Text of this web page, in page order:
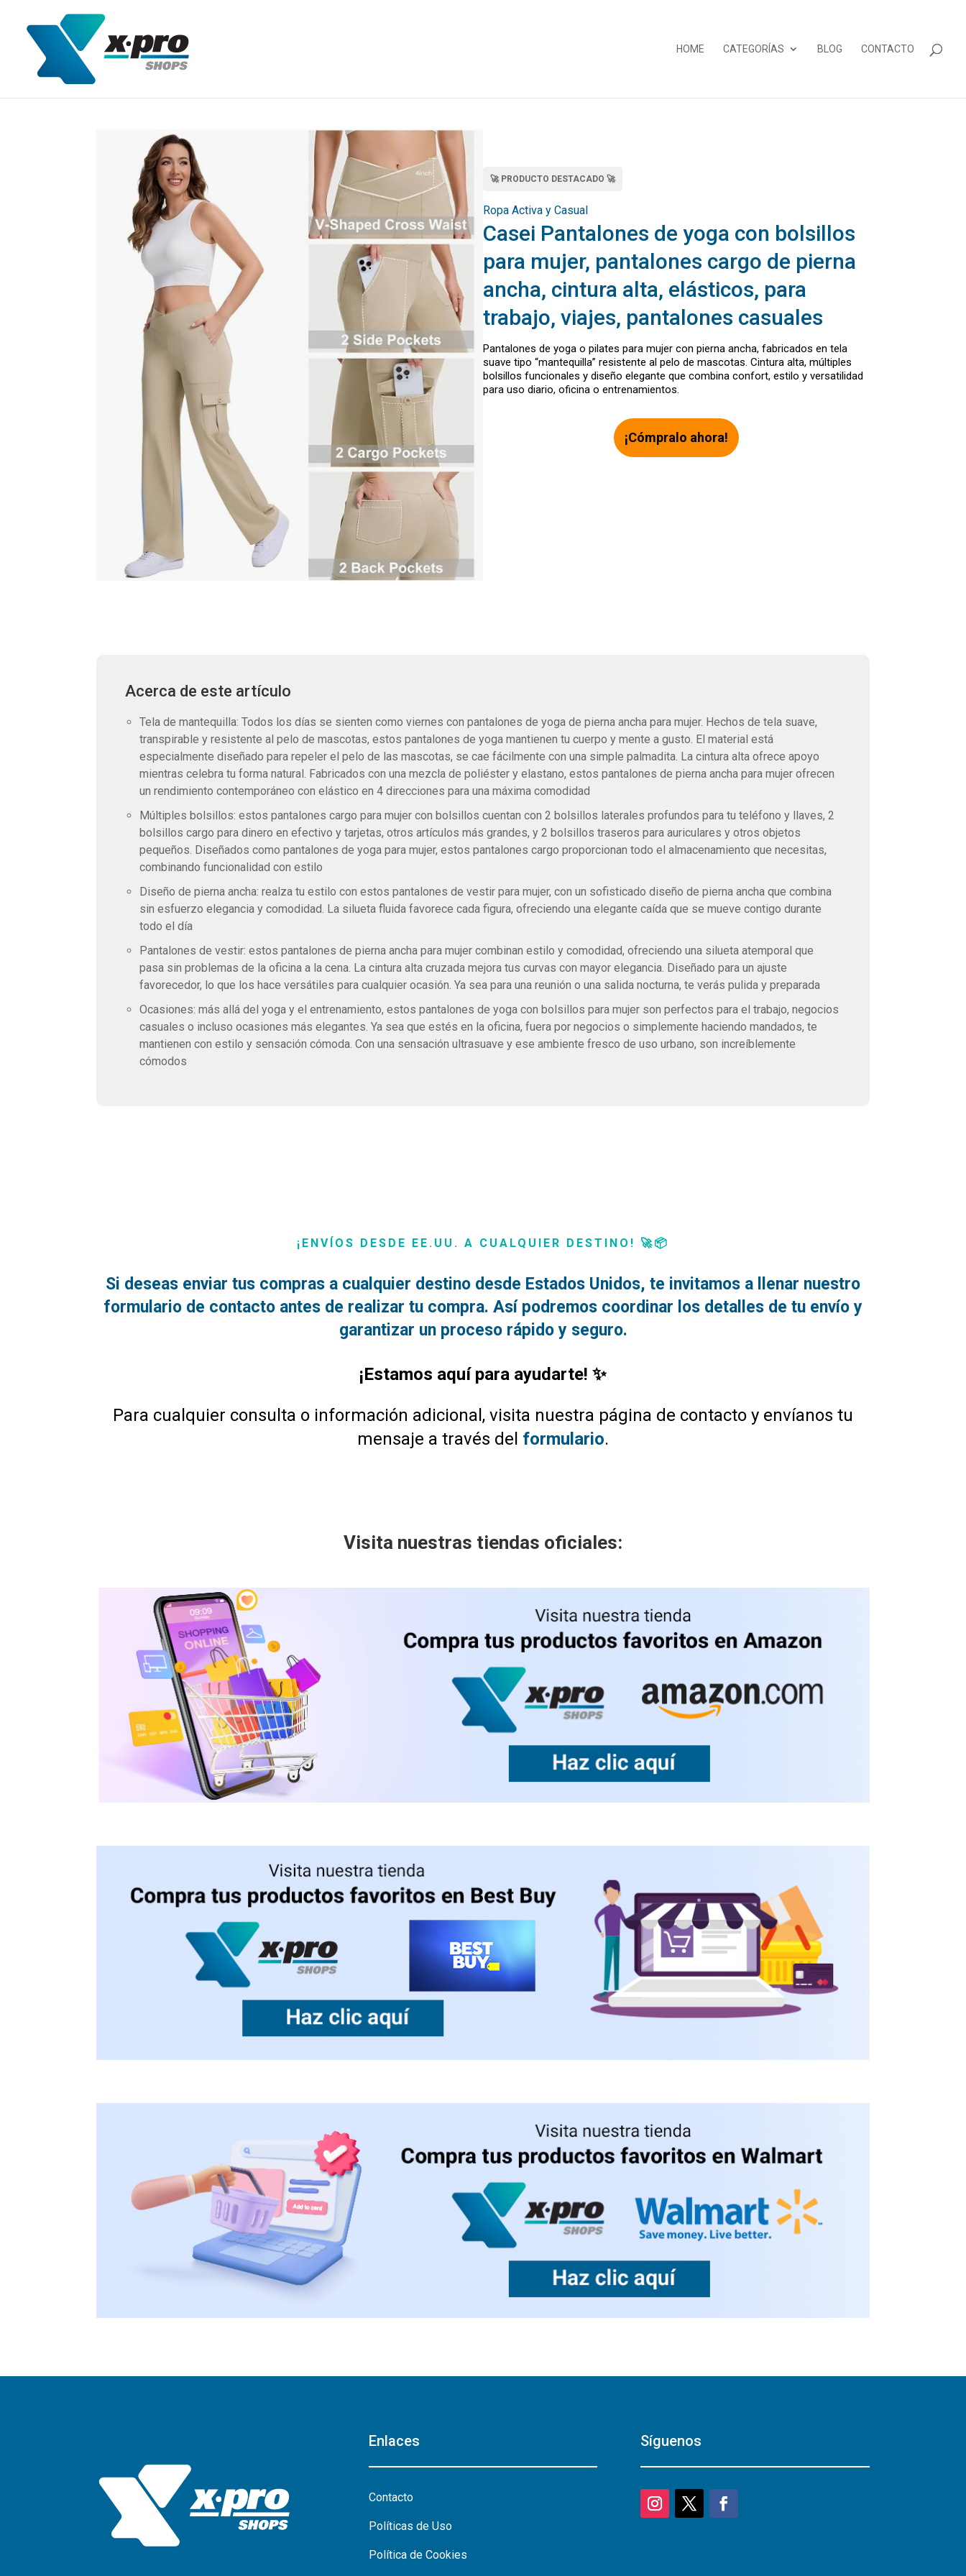
HOME CATEGORÍAS BLOG CONTACTO
🚀 PRODUCTO DESTACADO 🚀
Ropa Activa y Casual
Casei Pantalones de yoga con bolsillos
para mujer, pantalones cargo de pierna
ancha, cintura alta, elásticos, para
trabajo, viajes, pantalones casuales
Pantalones de yoga o pilates para mujer con pierna ancha, fabricados en tela
suave tipo “mantequilla” resistente al pelo de mascotas. Cintura alta, múltiples
bolsillos funcionales y diseño elegante que combina confort, estilo y versatilidad
para uso diario, oficina o entrenamientos.
¡Cómpralo ahora!
Acerca de este artículo
Tela de mantequilla: Todos los días se sienten como viernes con pantalones de yoga de pierna ancha para mujer. Hechos de tela suave,
transpirable y resistente al pelo de mascotas, estos pantalones de yoga mantienen tu cuerpo y mente a gusto. El material está
especialmente diseñado para repeler el pelo de las mascotas, se cae fácilmente con una simple palmadita. La cintura alta ofrece apoyo
mientras celebra tu forma natural. Fabricados con una mezcla de poliéster y elastano, estos pantalones de pierna ancha para mujer ofrecen
un rendimiento contemporáneo con elástico en 4 direcciones para una máxima comodidad
Múltiples bolsillos: estos pantalones cargo para mujer con bolsillos cuentan con 2 bolsillos laterales profundos para tu teléfono y llaves, 2
bolsillos cargo para dinero en efectivo y tarjetas, otros artículos más grandes, y 2 bolsillos traseros para auriculares y otros objetos
pequeños. Diseñados como pantalones de yoga para mujer, estos pantalones cargo proporcionan todo el almacenamiento que necesitas,
combinando funcionalidad con estilo
Diseño de pierna ancha: realza tu estilo con estos pantalones de vestir para mujer, con un sofisticado diseño de pierna ancha que combina
sin esfuerzo elegancia y comodidad. La silueta fluida favorece cada figura, ofreciendo una elegante caída que se mueve contigo durante
todo el día
Pantalones de vestir: estos pantalones de pierna ancha para mujer combinan estilo y comodidad, ofreciendo una silueta atemporal que
pasa sin problemas de la oficina a la cena. La cintura alta cruzada mejora tus curvas con mayor elegancia. Diseñado para un ajuste
favorecedor, lo que los hace versátiles para cualquier ocasión. Ya sea para una reunión o una salida nocturna, te verás pulida y preparada
Ocasiones: más allá del yoga y el entrenamiento, estos pantalones de yoga con bolsillos para mujer son perfectos para el trabajo, negocios
casuales o incluso ocasiones más elegantes. Ya sea que estés en la oficina, fuera por negocios o simplemente haciendo mandados, te
mantienen con estilo y sensación cómoda. Con una sensación ultrasuave y ese ambiente fresco de uso urbano, son increíblemente
cómodos
¡ENVÍOS DESDE EE.UU. A CUALQUIER DESTINO! 🚀📦
Si deseas enviar tus compras a cualquier destino desde Estados Unidos, te invitamos a llenar nuestro
formulario de contacto antes de realizar tu compra. Así podremos coordinar los detalles de tu envío y
garantizar un proceso rápido y seguro.
¡Estamos aquí para ayudarte! ✨
Para cualquier consulta o información adicional, visita nuestra página de contacto y envíanos tu
mensaje a través del formulario.
Visita nuestras tiendas oficiales:
Enlaces
Contacto
Políticas de Uso
Política de Cookies
Síguenos